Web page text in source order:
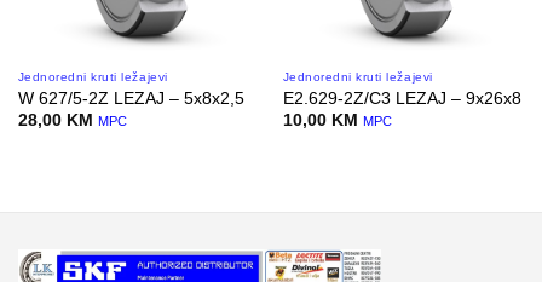
Jednoredni kruti ležajevi
W 627/5-2Z LEZAJ – 5x8x2,5
28,00 KM MPC
Jednoredni kruti ležajevi
E2.629-2Z/C3 LEZAJ – 9x26x8
10,00 KM MPC